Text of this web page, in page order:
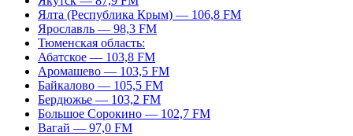
Ялта (Республика Крым) — 106,8 FM
Ярославль — 98,3 FM
Тюменская область:
Абатское — 103,8 FM
Аромашево — 103,5 FM
Байкалово — 105,5 FM
Бердюжье — 103,2 FM
Большое Сорокино — 102,7 FM
Вагай — 97,0 FM